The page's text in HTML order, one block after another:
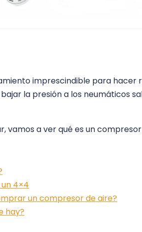
imprescindible para
la presión a los neumáticos
vamos a ver qué es un
4×4
un compresor de aire?
hay?